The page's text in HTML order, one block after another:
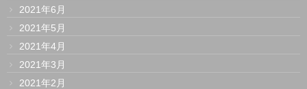
2021年6月
2021年5月
2021年4月
2021年3月
2021年2月